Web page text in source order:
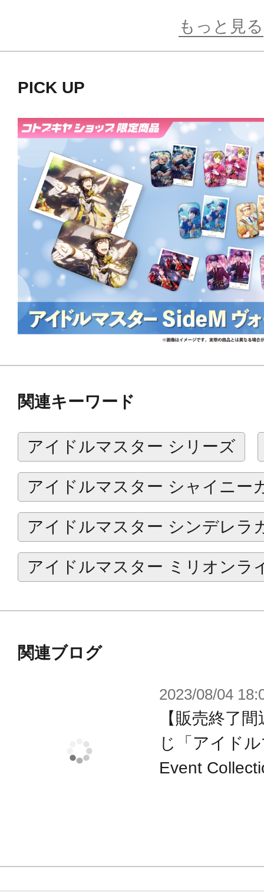
として、缶バッジ・フォト風カード
各商品には受注期間を設けますので
れば必ずご用意いたします！
2025年7月から2026年6月までの1年
発売いたしますので、どうぞお楽し
発売月（予定）
▼第１弾
2025年7月：清澄九郎 、蒼井悠介、
2025年8月：ピエール 、舞田 類、水
2025年9月：山下次郎、円城寺道流、
2025年10月：アスラン＝ベルゼビ
十九一希、葛之葉雨彦
▼第２弾
2025年11月：東雲荘一郎、猫柳キリ
2025年12月：天峰 秀、卯月巻緒、大
2026年1月：冬美 旬、硲 道夫、神谷
2026年2月：鷹城恭二、姫野かのん
▼第３弾
2026年3月：天ヶ瀬冬馬、握野英雄
志狼
2026年5月：木村 龍、牙崎 漣、兜 大
2026年6月：柏木 翼、神楽 麗、榊 夏
※画像は試作品です。実際の商品と
もっと見る
PICK UP
関連キーワード
アイドルマスター シリーズ
アイドルマスター シャイニー
アイドルマスター シンデレラ
アイドルマスター ミリオンラ
関連ブログ
2023/08/04
【販売終了
じ「アイド
Event